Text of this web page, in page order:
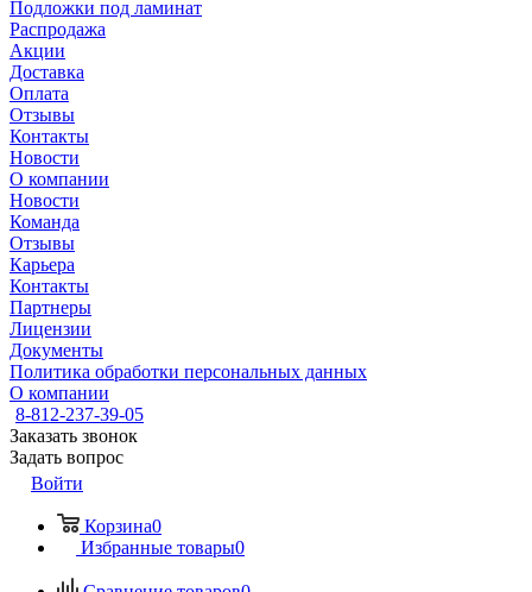
Подложки под ламинат
Распродажа
Акции
Доставка
Оплата
Отзывы
Контакты
Новости
О компании
Новости
Команда
Отзывы
Карьера
Контакты
Партнеры
Лицензии
Документы
Политика обработки персональных данных
О компании
8-812-237-39-05
Заказать звонок
Задать вопрос
Войти
Корзина0
Избранные товары0